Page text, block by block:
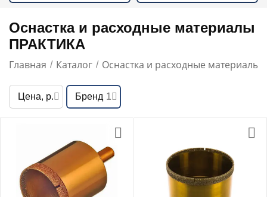
Оснастка и расходные материалы
ПРАКТИКА
Главная / Каталог / Оснастка и расходные материалы
Цена, р. Бренд 1